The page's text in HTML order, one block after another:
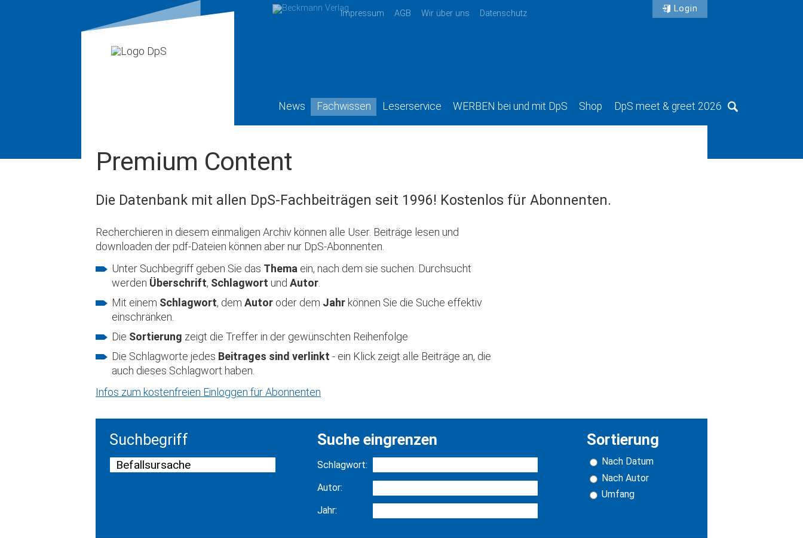
Impressum AGB Wir über uns Datenschutz Login
News Fachwissen Leserservice WERBEN bei und mit DpS Shop DpS meet & greet 2026 Suche
Premium Content
Die Datenbank mit allen DpS-Fachbeiträgen seit 1996! Kostenlos für Abonnenten.
Recherchieren in diesem einmaligen Archiv können alle User. Beiträge lesen und
downloaden der pdf-Dateien können aber nur DpS-Abonnenten.
Unter Suchbegriff geben Sie das Thema ein, nach dem sie suchen. Durchsucht
werden Überschrift, Schlagwort und Autor
Mit einem Schlagwort, dem Autor oder dem Jahr können Sie die Suche effektiv
einschränken.
Die Sortierung zeigt die Treffer in der gewünschten Reihenfolge
Die Schlagworte jedes Beitrages sind verlinkt - ein Klick zeigt alle Beiträge an, die
auch dieses Schlagwort haben.
Infos zum kostenfreien Einloggen für Abonnenten
Suchbegriff Suche eingrenzen
Schlagwort:
Autor:
Jahr:
Sortierung
Nach Datum
Nach Autor
Umfang